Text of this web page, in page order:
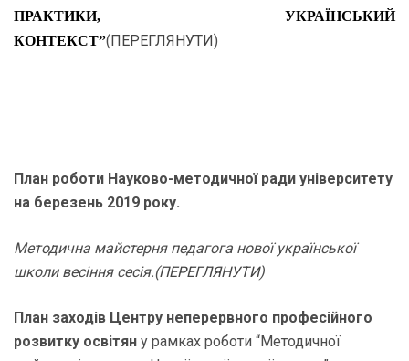
ПРАКТИКИ, УКРАЇНСЬКИЙ
КОНТЕКСТ”(ПЕРЕГЛЯНУТИ)
План роботи Науково-методичної ради університету
на березень 2019 року.
Методична майстерня педагога нової української
школи весіння сесія.(ПЕРЕГЛЯНУТИ)
План заходів Центру неперервного професійного
розвитку освітян у рамках роботи “Методичної